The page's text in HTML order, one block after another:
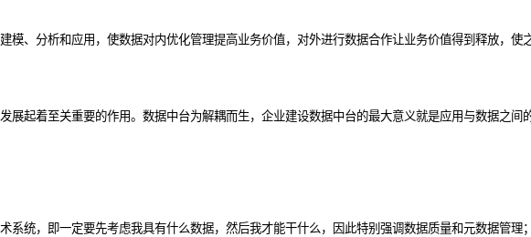
模、分析和应用，使数据对内优化管理提高业务价值，对外进行数据合作让业务价值得到释放，
展起着至关重要的作用。数据中台为解耦而生，企业建设数据中台的最大意义就是应用与数据之
系统，即一定要先考虑我具有什么数据，然后我才能干什么，因此特别强调数据质量和元数据管